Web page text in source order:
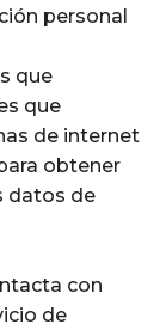
personal
que
que
de internet
obtener
datos de
con
de